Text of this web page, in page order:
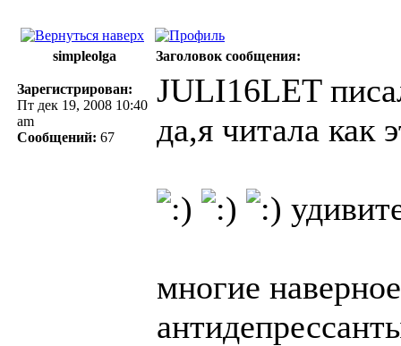
simpleolga Заголовок сообщения:
Зарегистрирован:
Пт дек 19, 2008 10:40
am
Сообщений: 67
JULI16LET
да,я читала как
многие